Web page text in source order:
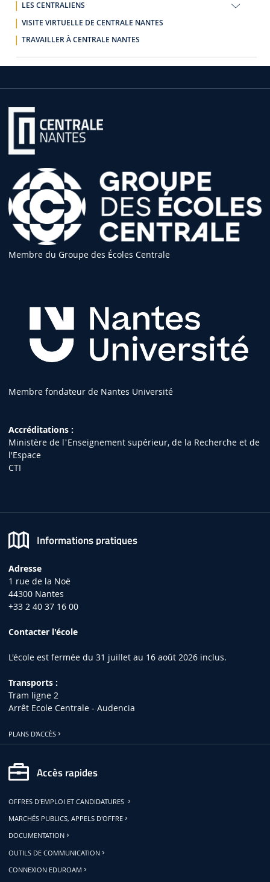
LES CENTRALIENS
VISITE VIRTUELLE DE CENTRALE NANTES
TRAVAILLER À CENTRALE NANTES
Membre du Groupe des Écoles Centrale
Membre fondateur de Nantes Université
Accréditations :
Ministère de lʼEnseignement supérieur, de la Recherche et de
l'Espace
CTI
Informations pratiques
Adresse
1 rue de la Noë
44300 Nantes
+33 2 40 37 16 00
Contacter l'école
L'école est fermée du 31 juillet au 16 août 2026 inclus.
Transports :
Tram ligne 2
Arrêt Ecole Centrale - Audencia
PLANS D'ACCÈS
Accès rapides
OFFRES D'EMPLOI ET CANDIDATURES
MARCHÉS PUBLICS, APPELS D'OFFRE
DOCUMENTATION
OUTILS DE COMMUNICATION
CONNEXION EDUROAM